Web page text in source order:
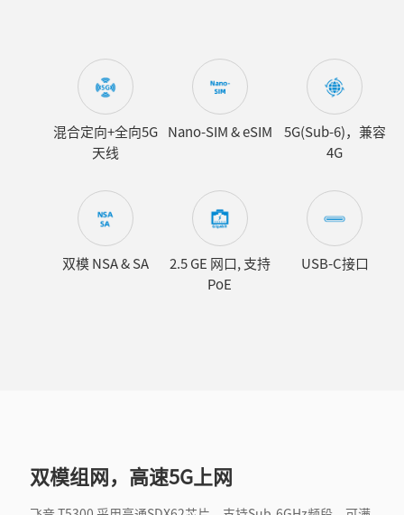
混合定向+全向5G
天线
Nano-SIM & eSIM
5G(Sub-6)，兼容
4G
双模 NSA & SA
2.5 GE 网口, 支持
PoE
USB-C接口
双模组网，高速5G上网